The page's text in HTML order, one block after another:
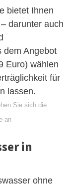
bietet Ihnen
darunter auch
dem Angebot
Euro) wählen
für
lassen.
Sie sich die
an
in
ohne